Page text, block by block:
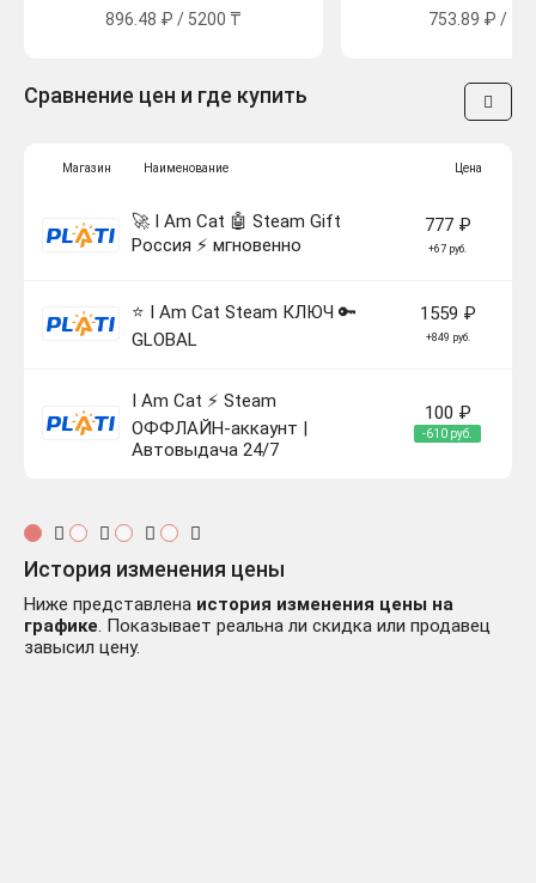
896.48 ₽ / 5200 ₸ 753.89 ₽ /
Сравнение цен и где купить
Магазин Наименование Цена
🚀 I Am Cat 🤖 Steam Gift
Россия ⚡ мгновенно
777 ₽
+67 руб.
⭐ I Am Cat Steam КЛЮЧ 🔑
GLOBAL
1559 ₽
+849 руб.
I Am Cat ⚡ Steam
ОФФЛАЙН-аккаунт |
Автовыдача 24/7
100 ₽
-610 руб.
История изменения цены
Ниже представлена история изменения цены на
графике . Показывает реальна ли скидка или продавец
завысил цену.